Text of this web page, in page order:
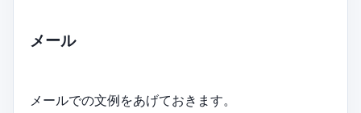
メール
メールでの文例をあげておきます。